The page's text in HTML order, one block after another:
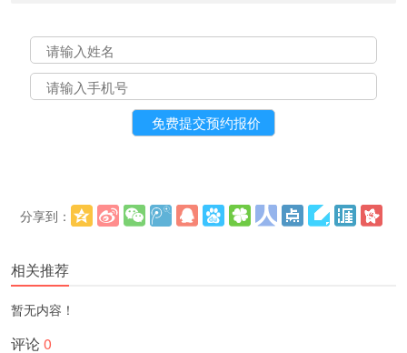
分享到：
相关推荐
暂无内容！
评论0